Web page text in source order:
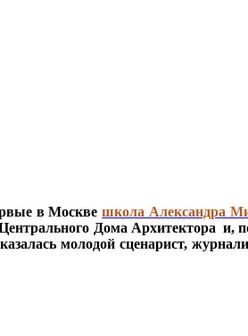
в Москвешкола Александра
Дома Архитектора и,
молодой сценарист,